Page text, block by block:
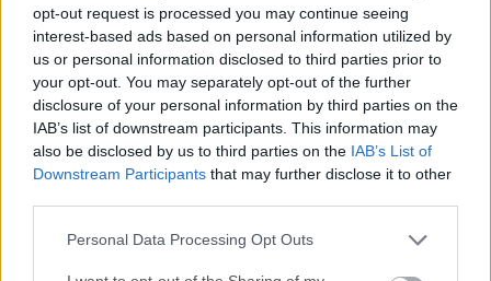
opt-out request is processed you may continue seeing
interest-based ads based on personal information utilized by
us or personal information disclosed to third parties prior to
your opt-out. You may separately opt-out of the further
disclosure of your personal information by third parties on the
IAB’s list of downstream participants. This information may
also be disclosed by us to third parties on the IAB’s List of
Downstream Participants that may further disclose it to other
Personal Data Processing Opt Outs
Wise Program Uninstaller 3.1.2
Fecha Publicado: 09 ene.. 2023 (hace 4 años)
Wise Program Uninstaller 3.1.1
Fecha Publicado: 10 ago.. 2022 (hace 4 años)
Wise Program Uninstaller 3.0.4
Wise Program Uninstaller 3.0.3